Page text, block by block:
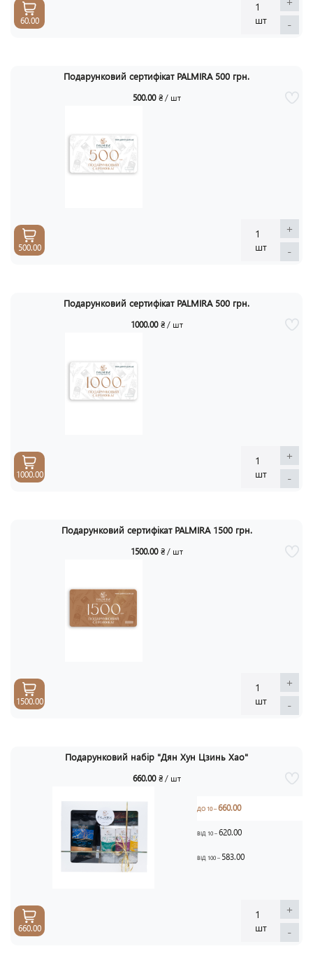
1
шт
-
60.00
Подарунковий cертифікат PALMIRA 500 грн.
500.00 ₴ / шт
1
шт
+
-
500.00
Подарунковий cертифікат PALMIRA 500 грн.
1000.00 ₴ / шт
1
шт
+
-
1000.00
Подарунковий cертифікат PALMIRA 1500 грн.
1500.00 ₴ / шт
1
шт
+
-
1500.00
Подарунковий набір "Дян Хун Цзинь Хао"
660.00 ₴ / шт
ДО 10 –660.00
ВІД 10 –620.00
ВІД 100 – 583.00
1
шт
+
-
660.00